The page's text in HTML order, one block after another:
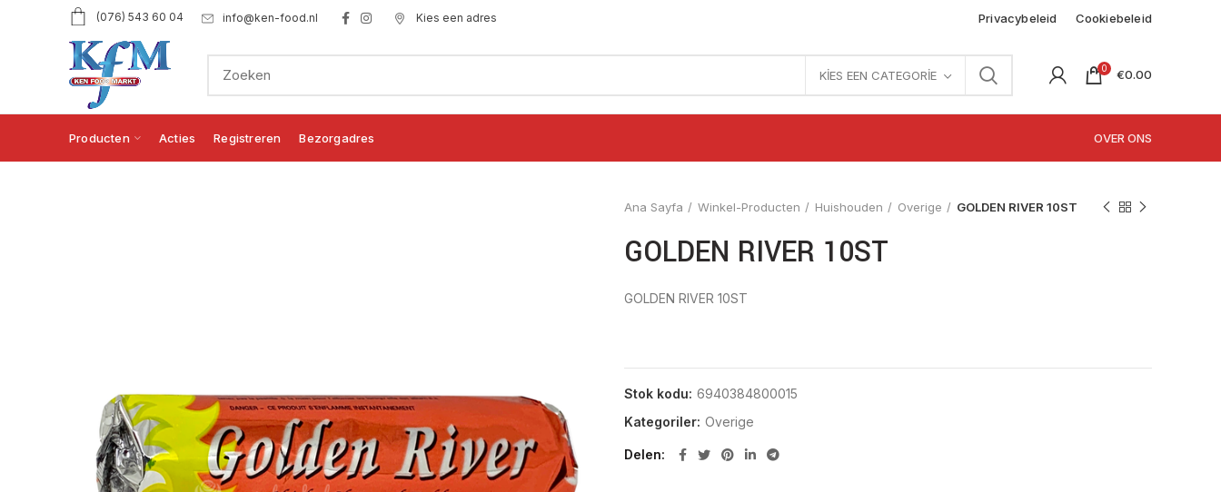
(076) 543 60 04 info@ken-food.nl Kies een adres Privacybeleid Cookiebeleid
KIES EEN CATEGORIE 0 €0.00
Producten Acties Registreren Bezorgadres OVER ONS
Ana Sayfa Winkel-Producten Huishouden Overige GOLDEN RIVER 10ST
GOLDEN RIVER 10ST
GOLDEN RIVER 10ST
Stok kodu: 6940384800015
Kategoriler: Overige
Delen